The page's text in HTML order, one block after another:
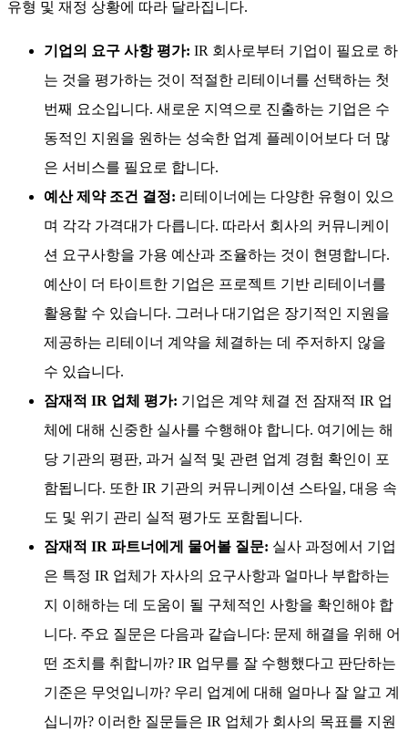
유형 및 재정 상황에 따라 달라집니다.
기업의 요구 사항 평가: IR 회사로부터 기업이 필요로 하
는 것을 평가하는 것이 적절한 리테이너를 선택하는 첫
번째 요소입니다. 새로운 지역으로 진출하는 기업은 수
동적인 지원을 원하는 성숙한 업계 플레이어보다 더 많
은 서비스를 필요로 합니다.
예산 제약 조건 결정: 리테이너에는 다양한 유형이 있으
며 각각 가격대가 다릅니다. 따라서 회사의 커뮤니케이
션 요구사항을 가용 예산과 조율하는 것이 현명합니다.
예산이 더 타이트한 기업은 프로젝트 기반 리테이너를
활용할 수 있습니다. 그러나 대기업은 장기적인 지원을
제공하는 리테이너 계약을 체결하는 데 주저하지 않을
수 있습니다.
잠재적 IR 업체 평가: 기업은 계약 체결 전 잠재적 IR 업
체에 대해 신중한 실사를 수행해야 합니다. 여기에는 해
당 기관의 평판, 과거 실적 및 관련 업계 경험 확인이 포
함됩니다. 또한 IR 기관의 커뮤니케이션 스타일, 대응 속
도 및 위기 관리 실적 평가도 포함됩니다.
잠재적 IR 파트너에게 물어볼 질문: 실사 과정에서 기업
은 특정 IR 업체가 자사의 요구사항과 얼마나 부합하는
지 이해하는 데 도움이 될 구체적인 사항을 확인해야 합
니다. 주요 질문은 다음과 같습니다: 문제 해결을 위해 어
떤 조치를 취합니까? IR 업무를 잘 수행했다고 판단하는
기준은 무엇입니까? 우리 업계에 대해 얼마나 잘 알고 계
십니까? 이러한 질문들은 IR 업체가 회사의 목표를 지원